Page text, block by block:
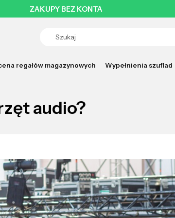
ZAKUPY BEZ KONTA
regałów magazynowych Wypełnienia szuflad
audio?